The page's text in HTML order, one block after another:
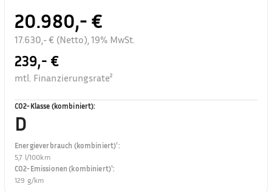
20.980,- €
17.630,- € (Netto), 19% MwSt.
239,- €
mtl. Finanzierungsrate²
CO2-Klasse (kombiniert):
D
Energieverbrauch (kombiniert)¹:
5,7 l/100km
CO2-Emissionen (kombiniert)¹:
129 g/km